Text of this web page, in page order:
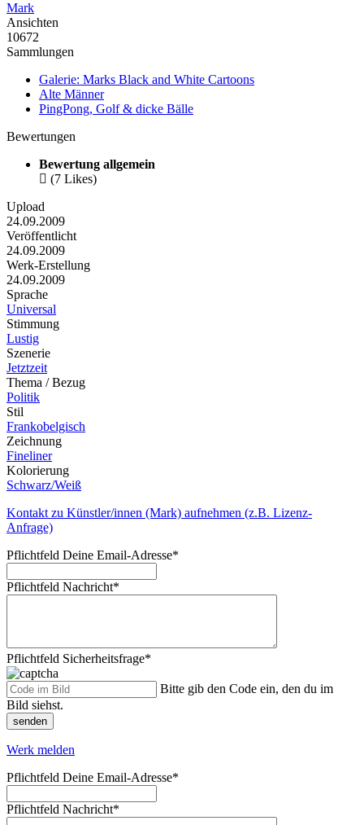
Mark
Ansichten
10672
Sammlungen
Galerie: Marks Black and White Cartoons
Alte Männer
PingPong, Golf & dicke Bälle
Bewertungen
Bewertung allgemein
 (7 Likes)
Upload
24.09.2009
Veröffentlicht
24.09.2009
Werk-Erstellung
24.09.2009
Sprache
Universal
Stimmung
Lustig
Szenerie
Jetztzeit
Thema / Bezug
Politik
Stil
Frankobelgisch
Zeichnung
Fineliner
Kolorierung
Schwarz/Weiß
Kontakt zu Künstler/innen (Mark) aufnehmen (z.B. Lizenz-
Anfrage)
Pflichtfeld Deine Email-Adresse*
Pflichtfeld Nachricht*
Pflichtfeld Sicherheitsfrage*
Bitte gib den Code ein, den du im
Bild siehst.
senden
Werk melden
Pflichtfeld Deine Email-Adresse*
Pflichtfeld Nachricht*